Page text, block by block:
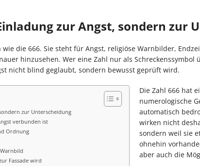
zur Angst, sondern zur
wie die 666. Sie steht für Angst, religiöse Warnbilder,
hinzusehen. Wer eine Zahl nur als
nicht blind geglaubt, sondern bewusst geprüft wird.
zur Unterscheidung
verbunden ist
Ordnung
Fassade wird
Die Zahl 666 hat
numerologische
automatisch
wirken nicht
sondern weil sie
ohnehin
aber auch die